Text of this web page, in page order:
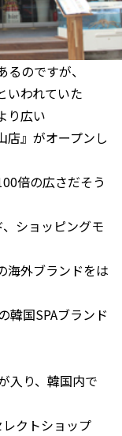
のですが、
いわれていた
り広い
店』がオープンし
倍の広さだそう
ショッピングモ
海外ブランドをは
韓国SPAブランド
入り、韓国内で
クトショップ